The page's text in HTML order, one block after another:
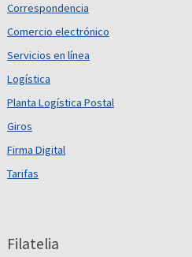
Correspondencia
Comercio electrónico
Servicios en línea
Logística
Planta Logística Postal
Giros
Firma Digital
Tarifas
Filatelia